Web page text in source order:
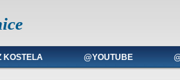
KOSTELA @YOUTUBE